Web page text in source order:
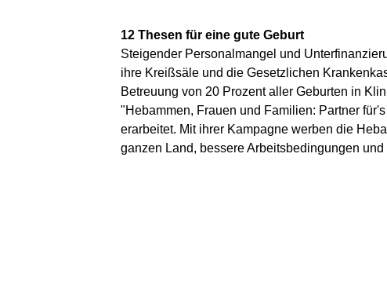
12 Thesen für eine gute Geburt
Steigender Personalmangel und
ihre Kreißsäle und die Gesetzlichen
Betreuung von 20 Prozent aller Geburten in
"Hebammen, Frauen und Familien: Partner
erarbeitet. Mit ihrer Kampagne werben die
ganzen Land, bessere Arbeitsbedingungen